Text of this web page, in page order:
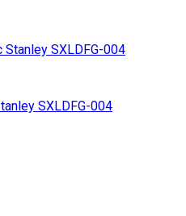
SXLDFG-004